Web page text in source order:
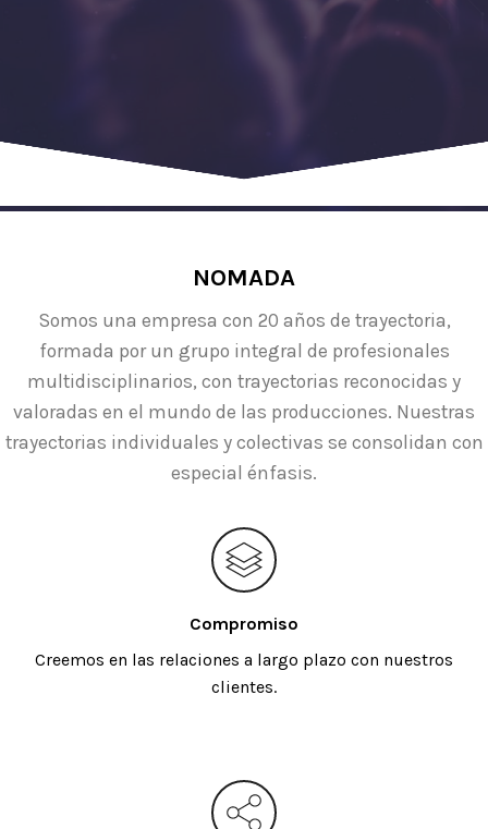
NOMADA
Somos una empresa con 20 años de trayectoria,
formada por un grupo integral de profesionales
multidisciplinarios, con trayectorias reconocidas y
valoradas en el mundo de las producciones. Nuestras
trayectorias individuales y colectivas se consolidan con
especial énfasis.
Compromiso
Creemos en las relaciones a largo plazo con nuestros
clientes.